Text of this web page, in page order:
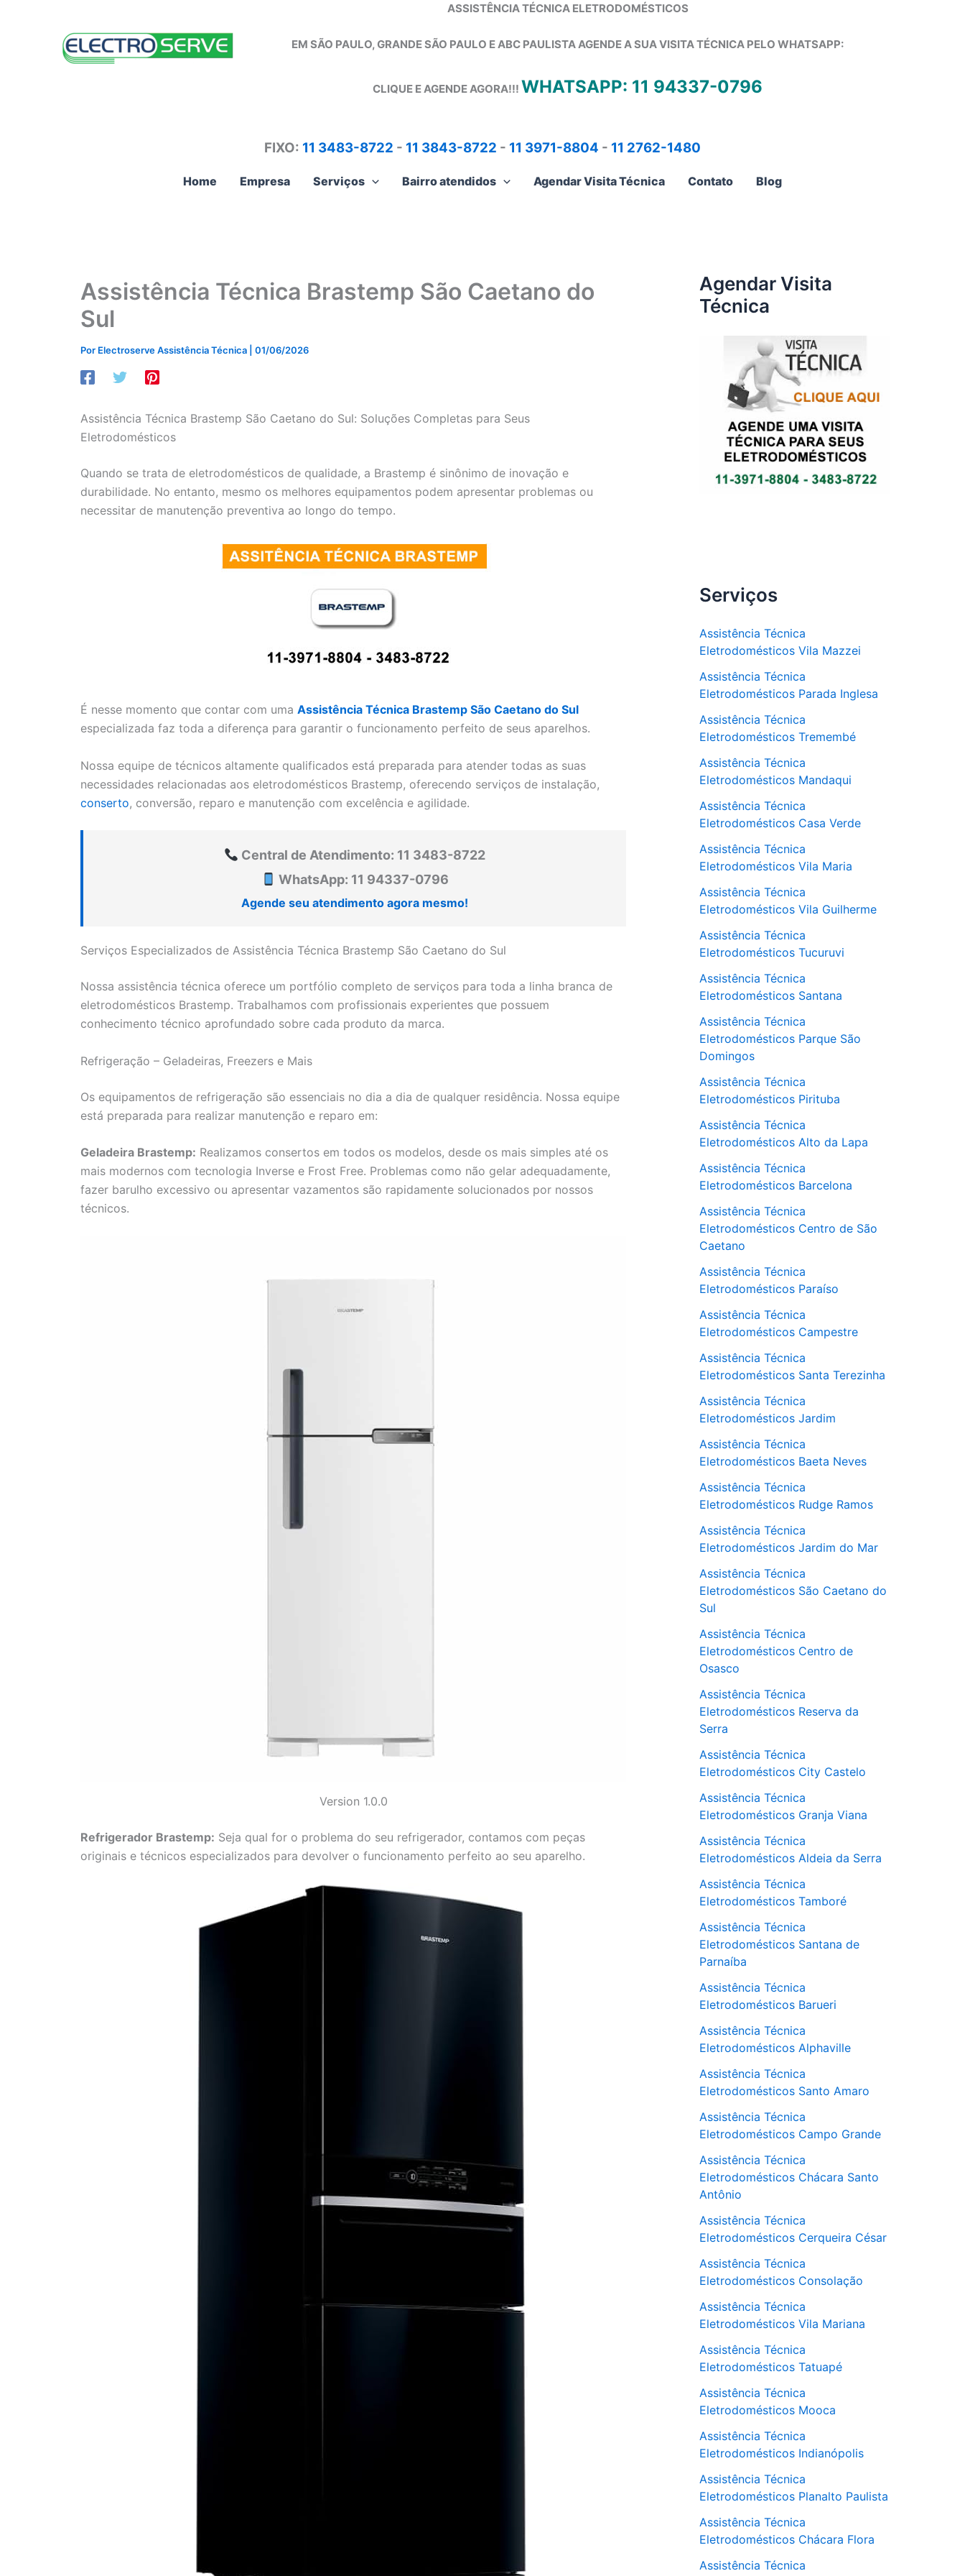
ASSISTÊNCIA TÉCNICA ELETRODOMÉSTICOS
EM SÃO PAULO, GRANDE SÃO PAULO E ABC PAULISTAAGENDE A SUA VISITA TÉCNICA PELO WHATSAPP:
CLIQUE E AGENDE AGORA!!! WHATSAPP: 11 94337-0796
FIXO: 11 3483-8722 - 11 3843-8722 - 11 3971-8804 - 11 2762-1480
Home Empresa Serviços Bairro atendidos Agendar Visita Técnica Contato Blog
Assistência Técnica Brastemp São Caetano do
Sul
Por Electroserve Assistência Técnica 01/06/2026
Assistência Técnica Brastemp São Caetano do Sul: Soluções Completas para Seus
Eletrodomésticos
Quando se trata de eletrodomésticos de qualidade, a Brastemp é sinônimo de inovação e
durabilidade. No entanto, mesmo os melhores equipamentos podem apresentar problemas ou
necessitar de manutenção preventiva ao longo do tempo.
É nesse momento que contar com uma Assistência Técnica Brastemp São Caetano do Sul
especializada faz toda a diferença para garantir o funcionamento perfeito de seus aparelhos.
Nossa equipe de técnicos altamente qualificados está preparada para atender todas as suas
necessidades relacionadas aos eletrodomésticos Brastemp, oferecendo serviços de instalação,
conserto, conversão, reparo e manutenção com excelência e agilidade.
Central de Atendimento: 11 3483-8722
WhatsApp: 11 94337-0796
Agende seu atendimento agora mesmo!
Serviços Especializados de Assistência Técnica Brastemp São Caetano do Sul
Nossa assistência técnica oferece um portfólio completo de serviços para toda a linha branca de
eletrodomésticos Brastemp. Trabalhamos com profissionais experientes que possuem
conhecimento técnico aprofundado sobre cada produto da marca.
Refrigeração – Geladeiras, Freezers e Mais
Os equipamentos de refrigeração são essenciais no dia a dia de qualquer residência. Nossa equipe
está preparada para realizar manutenção e reparo em:
Geladeira Brastemp: Realizamos consertos em todos os modelos, desde os mais simples até os
mais modernos com tecnologia Inverse e Frost Free. Problemas como não gelar adequadamente,
fazer barulho excessivo ou apresentar vazamentos são rapidamente solucionados por nossos
técnicos.
Version 1.0.0
Refrigerador Brastemp: Seja qual for o problema do seu refrigerador, contamos com peças
originais e técnicos especializados para devolver o funcionamento perfeito ao seu aparelho.
Agendar Visita
Técnica
Serviços
Assistência Técnica
Eletrodomésticos Vila Mazzei
Assistência Técnica
Eletrodomésticos Parada Inglesa
Assistência Técnica
Eletrodomésticos Tremembé
Assistência Técnica
Eletrodomésticos Mandaqui
Assistência Técnica
Eletrodomésticos Casa Verde
Assistência Técnica
Eletrodomésticos Vila Maria
Assistência Técnica
Eletrodomésticos Vila Guilherme
Assistência Técnica
Eletrodomésticos Tucuruvi
Assistência Técnica
Eletrodomésticos Santana
Assistência Técnica
Eletrodomésticos Parque São
Domingos
Assistência Técnica
Eletrodomésticos Pirituba
Assistência Técnica
Eletrodomésticos Alto da Lapa
Assistência Técnica
Eletrodomésticos Barcelona
Assistência Técnica
Eletrodomésticos Centro de São
Caetano
Assistência Técnica
Eletrodomésticos Paraíso
Assistência Técnica
Eletrodomésticos Campestre
Assistência Técnica
Eletrodomésticos Santa Terezinha
Assistência Técnica
Eletrodomésticos Jardim
Assistência Técnica
Eletrodomésticos Baeta Neves
Assistência Técnica
Eletrodomésticos Rudge Ramos
Assistência Técnica
Eletrodomésticos Jardim do Mar
Assistência Técnica
Eletrodomésticos São Caetano do
Sul
Assistência Técnica
Eletrodomésticos Centro de
Osasco
Assistência Técnica
Eletrodomésticos Reserva da
Serra
Assistência Técnica
Eletrodomésticos City Castelo
Assistência Técnica
Eletrodomésticos Granja Viana
Assistência Técnica
Eletrodomésticos Aldeia da Serra
Assistência Técnica
Eletrodomésticos Tamboré
Assistência Técnica
Eletrodomésticos Santana de
Parnaíba
Assistência Técnica
Eletrodomésticos Barueri
Assistência Técnica
Eletrodomésticos Alphaville
Assistência Técnica
Eletrodomésticos Santo Amaro
Assistência Técnica
Eletrodomésticos Campo Grande
Assistência Técnica
Eletrodomésticos Chácara Santo
Antônio
Assistência Técnica
Eletrodomésticos Cerqueira César
Assistência Técnica
Eletrodomésticos Consolação
Assistência Técnica
Eletrodomésticos Vila Mariana
Assistência Técnica
Eletrodomésticos Tatuapé
Assistência Técnica
Eletrodomésticos Mooca
Assistência Técnica
Eletrodomésticos Indianópolis
Assistência Técnica
Eletrodomésticos Planalto Paulista
Assistência Técnica
Eletrodomésticos Chácara Flora
Assistência Técnica